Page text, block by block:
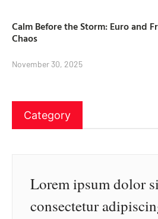
Calm Before the Storm: Euro and
Chaos
November 30, 2025
Category
Lorem ipsum dolor
consectetur